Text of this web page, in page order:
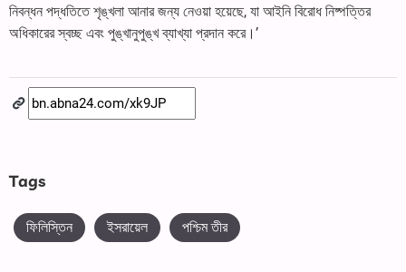
নিবন্ধন পদ্ধতিতে শৃঙ্খলা আনার জন্য নেওয়া হয়েছে, যা আইনি বিরোধ নিষ্পত্তির
অধিকারের স্বচ্ছ এবং পুঙ্খানুপুঙ্খ ব্যাখ্যা প্রদান করে।’
Tags
ফিলিস্তিন ইসরায়েল পশ্চিম তীর